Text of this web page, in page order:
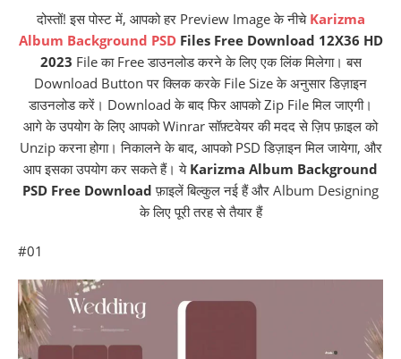
दोस्तों! इस पोस्ट में, आपको हर Preview Image के नीचे Karizma
Album Background PSDFiles Free Download 12X36 HD
2023 File का Free डाउनलोड करने के लिए एक लिंक मिलेगा। बस
Download Button पर क्लिक करके File Size के अनुसार डिज़ाइन
डाउनलोड करें। Download के बाद फिर आपको Zip File मिल जाएगी।
आगे के उपयोग के लिए आपको Winrar सॉफ़्टवेयर की मदद से ज़िप फ़ाइल को
Unzip करना होगा। निकालने के बाद, आपको PSD डिज़ाइन मिल जायेगा, और
आप इसका उपयोग कर सकते हैं। ये Karizma Album Background
PSD Free Download फ़ाइलें बिल्कुल नई हैं और Album Designing
के लिए पूरी तरह से तैयार हैं
#01